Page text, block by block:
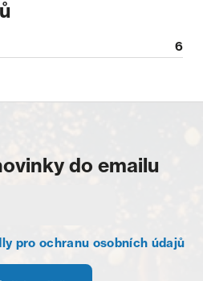
6
do emailu
pro ochranu osobních údajů